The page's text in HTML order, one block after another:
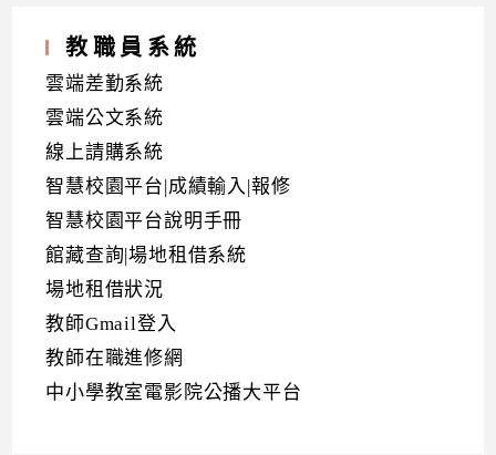
教職員系統
雲端差勤系統
雲端公文系統
線上請購系統
智慧校園平台|成績輸入|報修
智慧校園平台說明手冊
館藏查詢|場地租借系統
場地租借狀況
教師Gmail登入
教師在職進修網
中小學教室電影院公播大平台